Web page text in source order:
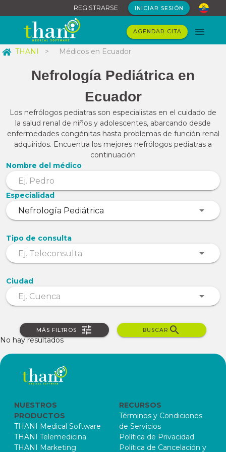
REGISTRARSE INICIAR SESIÓN
AGENDAR CITA
THANI > Médicos en Ecuador
Nefrología Pediátrica en
Ecuador
Los nefrólogos pediatras son especialistas en el cuidado de
la salud renal de niños y adolescentes, abarcando desde
enfermedades congénitas hasta problemas de función renal
adquiridos. Encuentra los mejores nefrólogos pediatras a
continuación
Nombre del médico
Especialidad
Tipo de consulta
Ciudad
MÁS FILTROS BUSCAR
No hay resultados
NUESTROS
PRODUCTOS
THANI Medical Software
THANI Telemedicina
THANI Marketing
RECURSOS
Términos y Condiciones
de Servicios
Política de Privacidad
Política de Cancelación y